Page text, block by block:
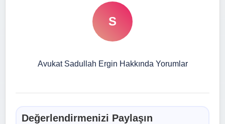
S
Avukat Sadullah Ergin Hakkında Yorumlar
Değerlendirmenizi Paylaşın